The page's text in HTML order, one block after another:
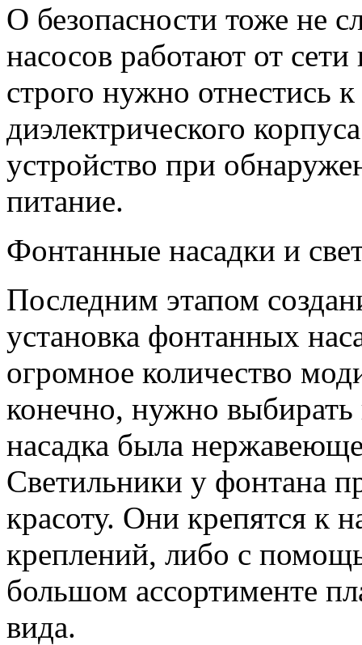
О безопасности тоже не
насосов работают от
строго нужно отнестись
диэлектрического
устройство при
питание.
Фонтанные насадки и
Последним этапом
установка фонтанных
огромное количество
конечно, нужно выбирать
насадка была
Светильники у фонтана
красоту. Они крепятся к
креплений, либо с
большом ассортименте
вида.